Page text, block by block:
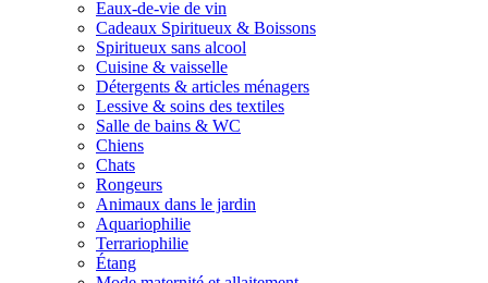
Eaux-de-vie de vin
Cadeaux Spiritueux & Boissons
Spiritueux sans alcool
Cuisine & vaisselle
Détergents & articles ménagers
Lessive & soins des textiles
Salle de bains & WC
Chiens
Chats
Rongeurs
Animaux dans le jardin
Aquariophilie
Terrariophilie
Étang